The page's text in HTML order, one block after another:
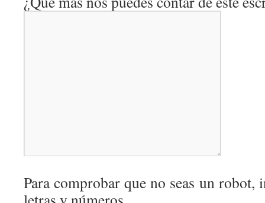
Para comprobar que no seas un robot,